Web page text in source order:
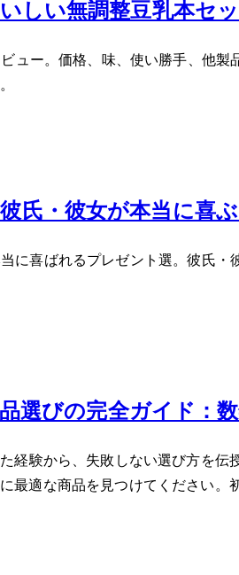
いしい無調整豆乳18
ビュー。価格、味、使い勝手、他
彼氏・彼女が本当に
本当に喜ばれるプレゼント5選。
選びの完全ガイド：
経験から、失敗しない選び方を
最適な商品を見つけてください。